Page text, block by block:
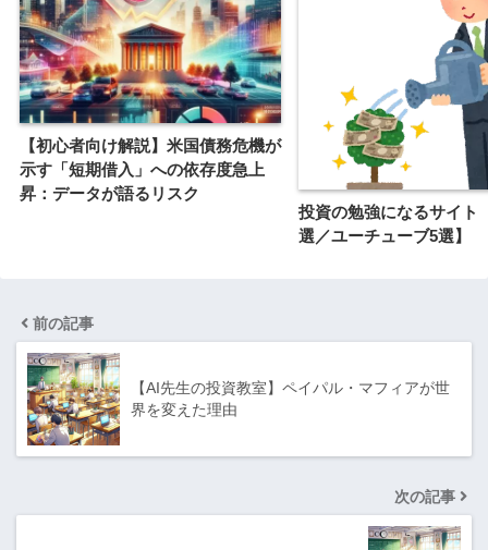
【初心者向け解説】米国債務危機が
示す「短期借入」への依存度急上
昇：データが語るリスク
投資の勉強になるサイト
選／ユーチューブ5選】
前の記事
【AI先生の投資教室】ペイパル・マフィアが世
界を変えた理由
次の記事